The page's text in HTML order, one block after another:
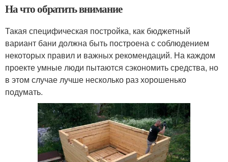
На что обратить внимание
Такая специфическая постройка, как бюджетный
вариант бани должна быть построена с соблюдением
некоторых правил и важных рекомендаций. На каждом
проекте умные люди пытаются сэкономить средства, но
в этом случае лучше несколько раз хорошенько
подумать.